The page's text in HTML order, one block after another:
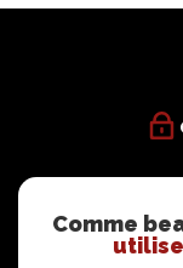
Comme